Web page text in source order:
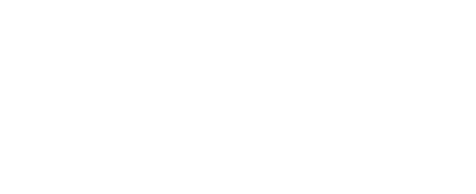
ausgestellt werden.
abgelegt. Das Lichtbild und